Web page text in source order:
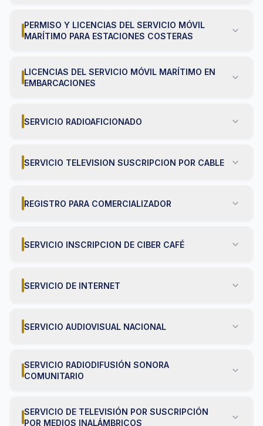
PERMISO Y LICENCIAS DEL SERVICIO MÓVIL
MARÍTIMO PARA ESTACIONES COSTERAS
expand_more
LICENCIAS DEL SERVICIO MÓVIL MARÍTIMO EN
EMBARCACIONES
expand_more
SERVICIO RADIOAFICIONADO expand_more
SERVICIO TELEVISION SUSCRIPCION POR CABLE expand_more
REGISTRO PARA COMERCIALIZADOR expand_more
SERVICIO INSCRIPCION DE CIBER CAFÉ expand_more
SERVICIO DE INTERNET expand_more
SERVICIO AUDIOVISUAL NACIONAL expand_more
SERVICIO RADIODIFUSIÓN SONORA
COMUNITARIO
expand_more
SERVICIO DE TELEVISIÓN POR SUSCRIPCIÓN
POR MEDIOS INALÁMBRICOS
expand_more